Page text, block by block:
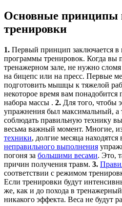
Основные принципы
тренировки
1. Первый принцип заключается в
программы тренировок. Когда вы
тренажерном зале, не нужно
на бицепс или на пресс. Первые
подготовить мышцы к тяжелой
некоторое время вам понадобится
набора массы . 2. Для того, чтобы
упражнения был максимальный,
соблюдать правильную технику
весьма важный момент. Многие,
техники, долгие месяца
неправильного выполнения
погоня за большими весами. Это,
причин получения травм. 3.
соответствии с режимом
Если тренировки будут
же, как и до похода в
никакого эффекта. Веса не будут